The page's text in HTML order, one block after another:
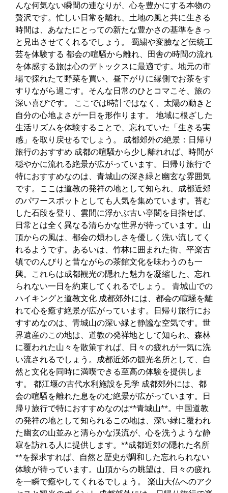
んな何気ない瞬間の連なりが、心を豊かにする本物の
贅沢です。忙しい日常を離れ、土地の風と共に生きる
時間は、あなたにとっての新たな豊かさの基準をきっ
と見出させてくれるでしょう。 蜀繍や変臉など伝統工
芸を体験する 都会の喧騒から離れ、田舎の時間の流れ
を体感する旅は心のデトックスに最適です。地元の市
場で採れたて野菜を買い、昼下がりに縁側でお茶をす
すりながら過ごす。そんな日常のひとコマこそ、旅の
深い喜びです。 ここでは時計ではなく、太陽の動きと
自分の心地よさが一日を形作ります。 地域に根ざした
生活リズムを体験することで、忘れていた「生きる実
感」を取り戻せるでしょう。 成都郊外の絶景：日帰り
旅行のおすすめ 成都の喧騒から少し離れれば、時間が
穏やかに流れる絶景が広がっています。日帰り旅行で
特におすすめなのは、青城山の深き緑と幽玄な雰囲気
です。ここは道教の発祥の地として知られ、成都近郊
のパワースポットとしても人気を集めています。苔む
した石段を登り、雲間に浮かぶ古い亭閣を目指せば、
日常とは全く異なる清らかな世界が待っています。山
頂からの風は、都会の煩わしさを優しく洗い流してく
れるようです。あるいは、竹林に囲まれた街、平楽古
镇でのんびりと昔ながらの茶館文化を味わうのも一
興。これらは成都観光の隠れた魅力を凝縮した、忘れ
られない一日を約束してくれるでしょう。 青城山での
ハイキングと道教文化 成都郊外には、都会の喧騒を離
れて心を癒す絶景が広がっています。日帰り旅行にお
すすめなのは、青城山の深い緑と静謐な空気です。世
界遺産のこの地は、道教の発祥地として知られ、森林
に覆われた山々を散策すれば、日々の疲れが一気に洗
い流されるでしょう。成都近郊の観光名所として、自
然と文化を同時に満喫できる至高の体験を提供しま
す。 都江堰の古代水利施設を見学 成都郊外には、都
会の喧騒を離れた息をのむ絶景が広がっています。日
帰り旅行で特におすすめなのは**青城山**。中国道教
の発祥の地として知られるこの地は、深い緑に覆われ
た幽玄の山並みと清らかな渓流が、心を洗うような静
寂を訪れる人に提供します。**成都近郊の隠れた名所
**を探求すれば、自然と歴史が調和した忘れられない
体験が待っています。山頂からの眺望は、日々の疲れ
を一瞬で癒やしてくれるでしょう。 楽山大仏へのアク